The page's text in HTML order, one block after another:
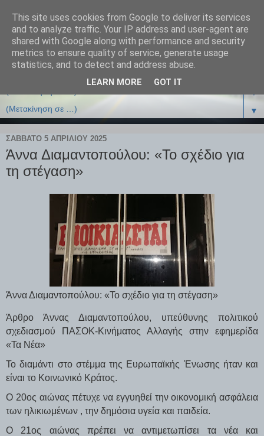
▼
▼
ΣΆΒΒΑΤΟ 5 ΑΠΡΙΛΊΟΥ 2025
Άννα Διαμαντοπούλου: «Το σχέδιο για
τη στέγαση»
Άννα Διαμαντοπούλου: «Το σχέδιο για τη στέγαση»
Άρθρο Άννας Διαμαντοπούλου, υπεύθυνης πολιτικού
σχεδιασμού ΠΑΣΟΚ-Κινήματος Αλλαγής στην εφημερίδα
«Τα Νέα»
Το διαμάντι στο στέμμα της Ευρωπαϊκής Ένωσης ήταν και
είναι το Κοινωνικό Κράτος.
Ο 20ος αιώνας πέτυχε να εγγυηθεί την οικονομική ασφάλεια
των ηλικιωμένων , την δημόσια υγεία και παιδεία.
Ο 21ος αιώνας πρέπει να αντιμετωπίσει τα νέα και
This site uses cookies from Google to deliver its services
and to analyze traffic. Your IP address and user-agent are
shared with Google along with performance and security
metrics to ensure quality of service, generate usage
statistics, and to detect and address abuse.
LEARN MORE GOT IT